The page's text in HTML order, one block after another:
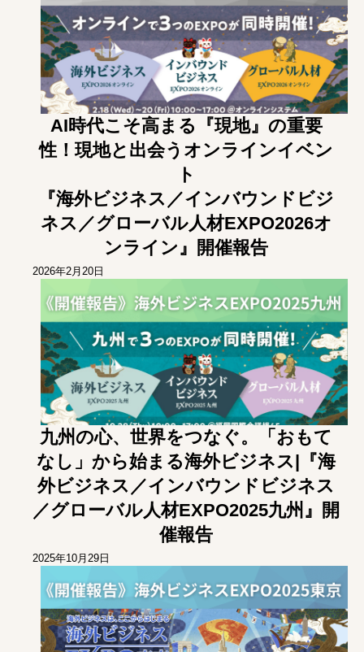
AI時代こそ高まる『現地』の重要
性！現地と出会うオンラインイベン
ト
『海外ビジネス／インバウンドビジ
ネス／グローバル人材EXPO2026オ
ンライン』開催報告
2026年2月20日
九州の心、世界をつなぐ。「おもて
なし」から始まる海外ビジネス|『海
外ビジネス／インバウンドビジネス
／グローバル人材EXPO2025九州』開
催報告
2025年10月29日